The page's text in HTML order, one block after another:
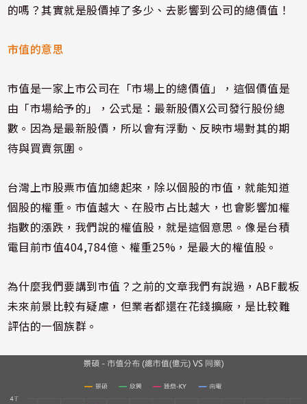
的嗎？其實就是股價掉了多少、去影響到公司的總價值！
市值的意思
市值是一家上市公司在「市場上的總價值」，這個價值是
由「市場給予的」，公式是：最新股價X公司發行股份總
數。因為是最新股價，所以會有浮動、反映市場對其的期
待與買賣氛圍。
台灣上市股票市值加總起來，除以個股的市值，就能知道
個股的權重。市值越大、在股市占比越大，也會影響加權
指數的漲跌，我們說的權值股，就是這個意思。像是台積
電目前市值404,784億、權重25% ，是最大的權值股。
為什麼我們要講到市值？之前的文章我們有說過， ABF載板
未來前景比較有疑慮，但業者都還在花錢擴廠，是比較難
評估的一個族群。